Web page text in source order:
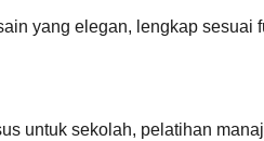
yang elegan, lengkap sesuai
untuk sekolah, pelatihan